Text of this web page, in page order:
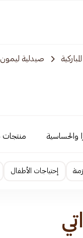
صيدلية ليمون
والحساسية
إحتياجات الأطفال